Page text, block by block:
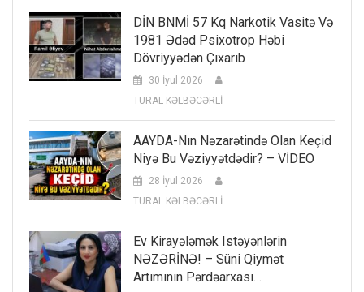
DİN BNMİ 57 Kq Narkotik Vasitə Və
1981 Ədəd Psixotrop Həbi
Dövriyyədən Çıxarıb
30 İyul 2026
TURAL KƏLBƏCƏRLİ
AAYDA-Nın Nəzarətində Olan Keçid
Niyə Bu Vəziyyətdədir? – VİDEO
28 İyul 2026
TURAL KƏLBƏCƏRLİ
Ev Kirayələmək Istəyənlərin
NƏZƏRİNƏ! – Süni Qiymət
Artımının Pərdəarxası…